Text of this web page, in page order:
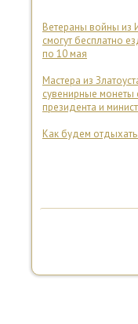
Ветераны войны из
смогут бесплатно
по 10 мая
Мастера из
сувенирные монеты
президента и
Как будем